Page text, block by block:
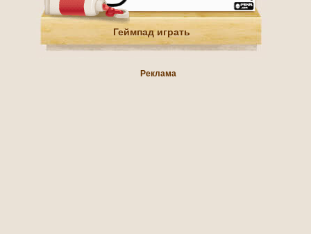
Геймпад играть
Реклама